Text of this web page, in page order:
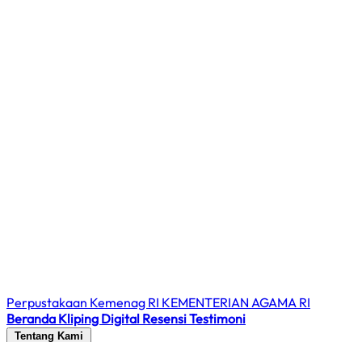
Perpustakaan Kemenag RI KEMENTERIAN AGAMA RI
Beranda Kliping Digital ResensiTestimoni
Tentang Kami